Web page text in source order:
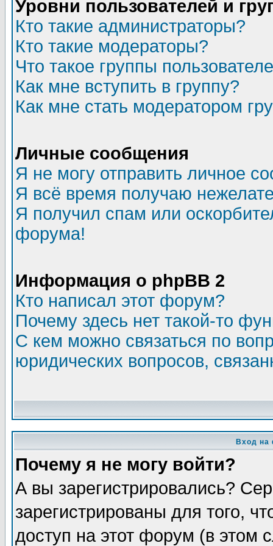
Уровни пользователей и
Кто такие администраторы?
Кто такие модераторы?
Что такое группы
Как мне вступить в группу?
Как мне стать модератором
Личные сообщения
Я не могу отправить личное
Я всё время получаю
Я получил спам или
форума!
Информация о phpBB 2
Кто написал этот форум?
Почему здесь нет такой-то
С кем можно связаться по
юридических вопросов,
Вход на
Почему я не могу войти?
А вы зарегистрировались?
зарегистрированы для того,
доступ на этот форум (в этом